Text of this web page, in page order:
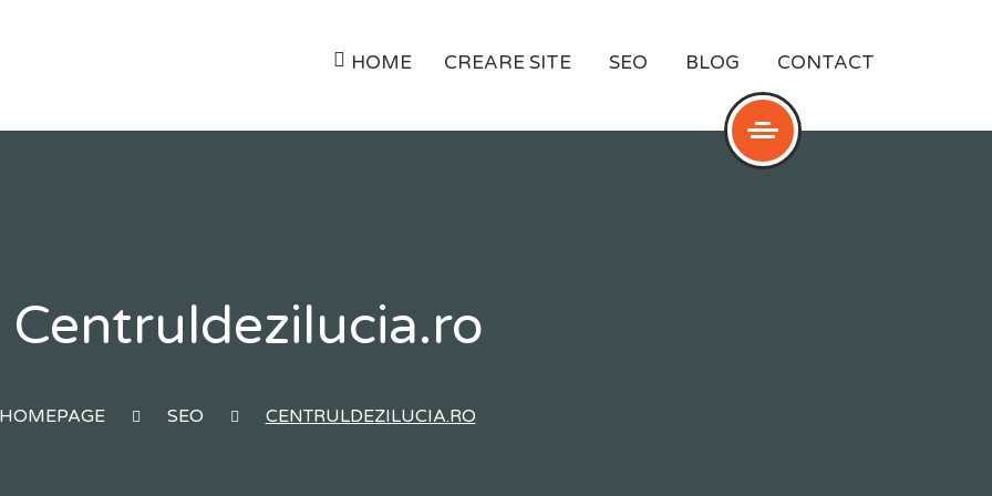
HOME CREARE SITE SEO BLOG CONTACT
Centruldezilucia.ro
HOMEPAGE SEO CENTRULDEZILUCIA.RO